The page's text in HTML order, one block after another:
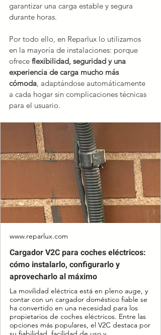
garantizar una carga estable y segura
durante horas.
Por todo ello, en Reparlux lo utilizamos
en la mayoría de instalaciones: porque
ofrece flexibilidad, seguridad y una
experiencia de carga mucho más
cómoda, adaptándose automáticamente
a cada hogar sin complicaciones técnicas
para el usuario.
www.reparlux.com
Cargador V2C para coches eléctricos:
cómo instalarlo, configurarlo y
aprovecharlo al máximo
La movilidad eléctrica está en pleno auge, y
contar con un cargador doméstico fiable se
ha convertido en una necesidad para los
propietarios de coches eléctricos. Entre las
opciones más populares, el V2C destaca por